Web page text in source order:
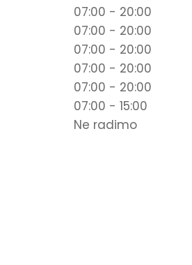
07:00 - 20:00
07:00 - 20:00
07:00 - 20:00
07:00 - 20:00
07:00 - 20:00
07:00 - 15:00
Ne radimo